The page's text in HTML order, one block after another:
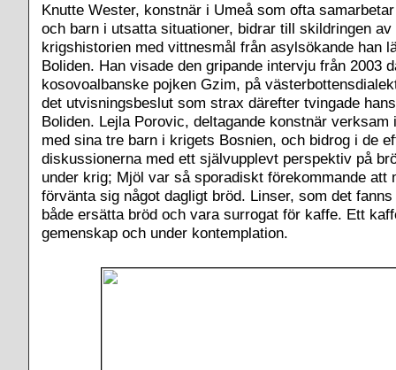
Knutte Wester, konstnär i Umeå som ofta
och barn i utsatta situationer, bidrar till skildringen av
krigshistorien med vittnesmål från asylsökande han
Boliden. Han visade den gripande intervju från 2003
kosovoalbanske pojken Gzim, på
det utvisningsbeslut som strax därefter tvingade
Boliden. Lejla Porovic, deltagande konstnär verksam
med sina tre barn i krigets Bosnien, och bidrog i de
diskussionerna med ett självupplevt perspektiv på
under krig; Mjöl var så sporadiskt förekommande att
förvänta sig något dagligt bröd. Linser, som det
både ersätta bröd och vara surrogat för kaffe. Ett
gemenskap och under kontemplation.